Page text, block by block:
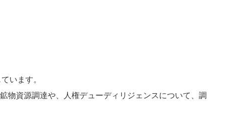
います。
物資源調達や、人権デューディリジェンスについて、調